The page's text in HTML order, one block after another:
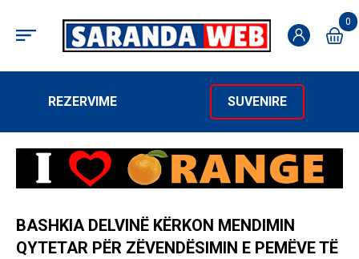
0
REZERVIME SUVENIRE
BASHKIA DELVINË KËRKON MENDIMIN
QYTETAR PËR ZËVENDËSIMIN E PEMËVE TË